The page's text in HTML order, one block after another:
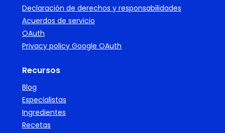
Declaración de derechos y responsabilidades
Acuerdos de servicio
OAuth
Privacy policy Google OAuth
Recursos
Blog
Especialistas
Ingredientes
Recetas